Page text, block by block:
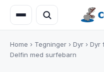
Home › Tegninger › Dyr › Dyr
Delfin med surfebarn